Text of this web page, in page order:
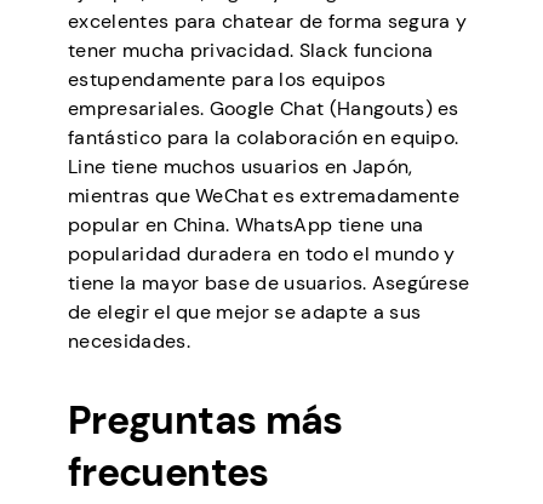
excelentes para chatear de forma segura y
tener mucha privacidad. Slack funciona
estupendamente para los equipos
empresariales. Google Chat (Hangouts) es
fantástico para la colaboración en equipo.
Line tiene muchos usuarios en Japón,
mientras que WeChat es extremadamente
popular en China. WhatsApp tiene una
popularidad duradera en todo el mundo y
tiene la mayor base de usuarios. Asegúrese
de elegir el que mejor se adapte a sus
necesidades.
Preguntas más
frecuentes